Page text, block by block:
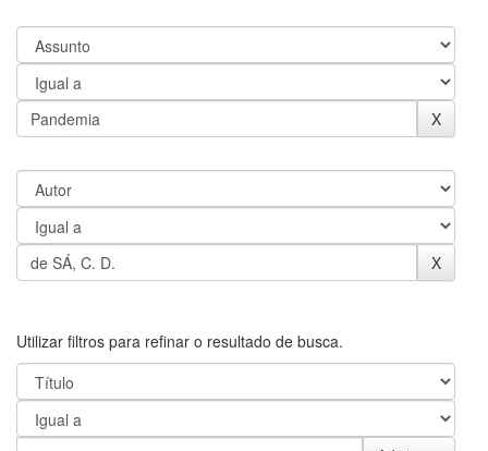
Utilizar filtros para refinar o resultado de busca.